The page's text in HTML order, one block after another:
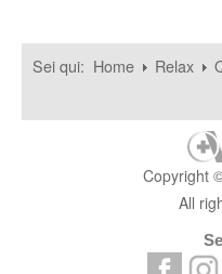
Sei qui: Home Relax
Copyright
All